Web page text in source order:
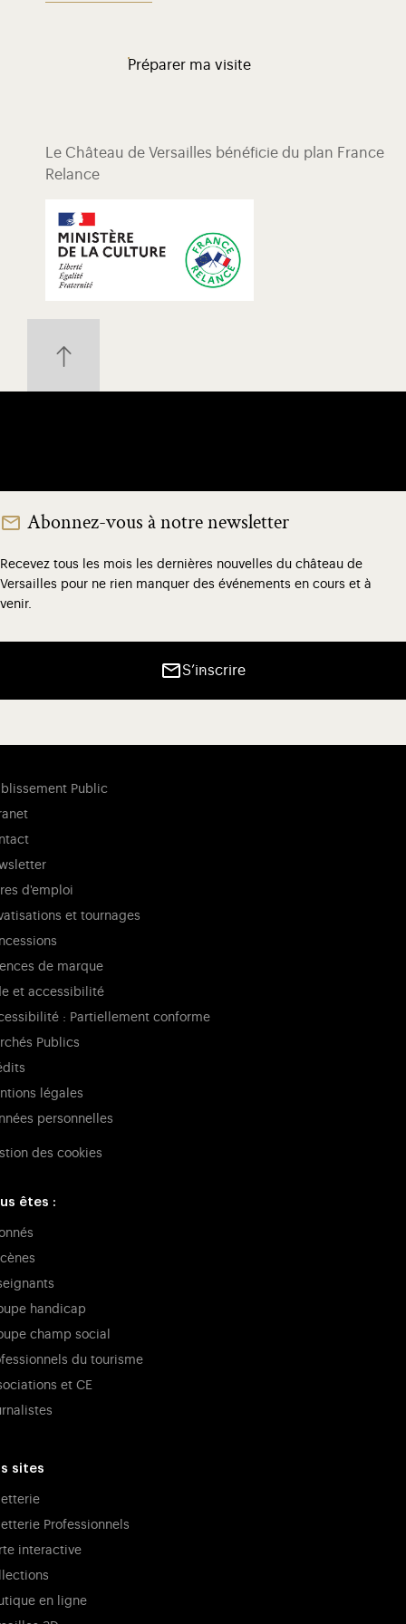
Préparer ma visite
Le Château de Versailles bénéficie du plan France
Relance
Abonnez-vous à notre newsletter
Recevez tous les mois les dernières nouvelles du château de
Versailles pour ne rien manquer des événements en cours et à
venir.
S’inscrire
Public
d'emploi
et tournages
de marque
et accessibilité
: Partiellement conforme
Publics
légales
personnelles
des cookies
êtes :
handicap
champ social
du tourisme
et CE
sites
Professionnels
interactive
en ligne